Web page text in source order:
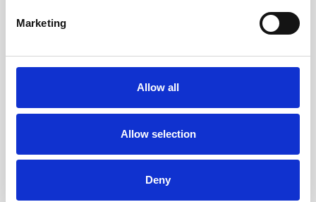
Marketing
Allow all
Allow selection
Deny
Trosobna - pogled more
/ Kapacitet:7 gostiju